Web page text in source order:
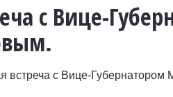
с Вице-
встреча с Вице-Губернатором